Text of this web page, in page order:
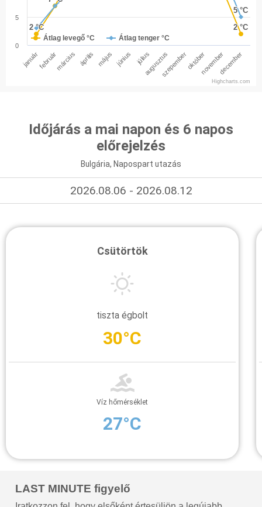
2 °C
2 °C 2 °C
2 °C
5 °C
5 °C
Átlag levegő °C Átlag tenger °C
januárfebruármárcius április május június júliusaugusztusszepemberoktóbernovemberdecember
0
5
Highcharts.com
Időjárás a mai napon és 6 napos
előrejelzés
Bulgária, Napospart utazás
2026.08.06 - 2026.08.12
Csütörtök
tiszta égbolt
30°C
Víz hőmérséklet
27°C
LAST MINUTE figyelő